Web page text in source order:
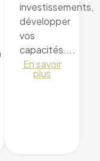
investissements,
développer
vos
capacités....
En savoir
plus